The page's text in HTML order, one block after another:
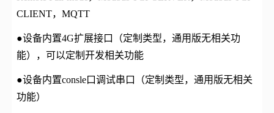
CLIENT，MQTT
●设备内置4G扩展接口（定制类型，通用版无相关功
能），可以定制开发相关功能
●设备内置consle口调试串口（定制类型，通用版无相关
功能）